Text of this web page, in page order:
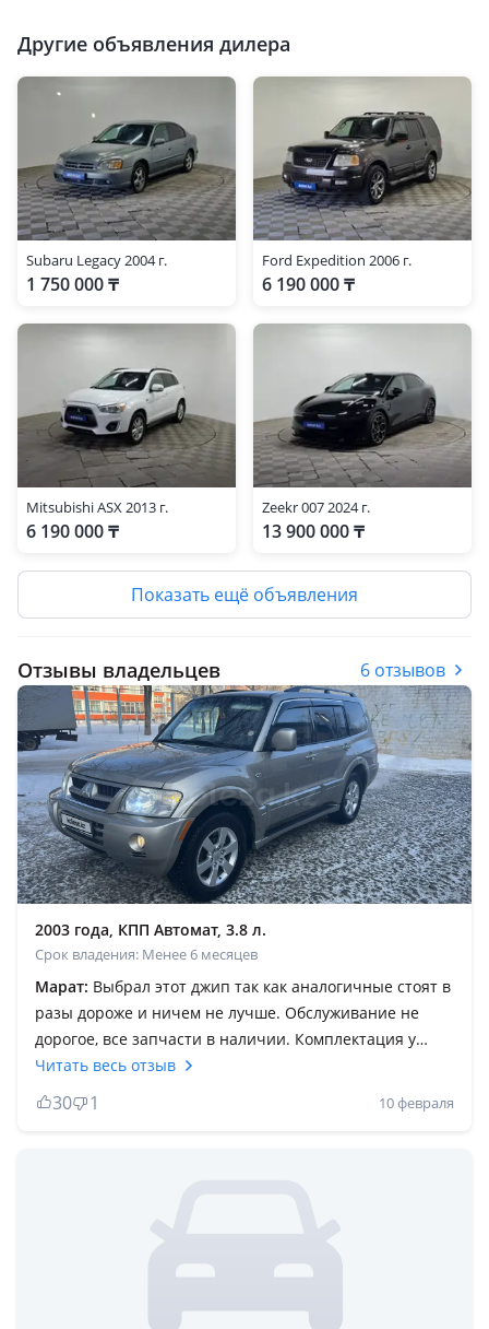
Другие объявления дилера
Subaru Legacy 2004 г.
1 750 000 ₸
Ford Expedition 2006 г.
6 190 000 ₸
Mitsubishi ASX 2013 г.
6 190 000 ₸
Zeekr 007 2024 г.
13 900 000 ₸
Показать ещё объявления
Отзывы владельцев 6 отзывов
2003 года, КПП Автомат, 3.8 л.
Срок владения: Менее 6 месяцев
Марат: Выбрал этот джип так как аналогичные стоят в
разы дороже и ничем не лучше. Обслуживание не
дорогое, все запчасти в наличии. Комплектация у
меня хорошая, объем двс 3.8 литра делают свое дело
на отлично. Полный привод с блокировкой,
подключаемый что удобно летом и зимой. Подвеска
отличным ценником!
Читать весь отзыв
30 1 10 февраля